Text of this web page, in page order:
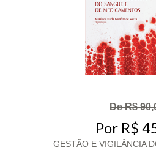
De R$
Por R$
GESTÃO E VIGILÂNCIA